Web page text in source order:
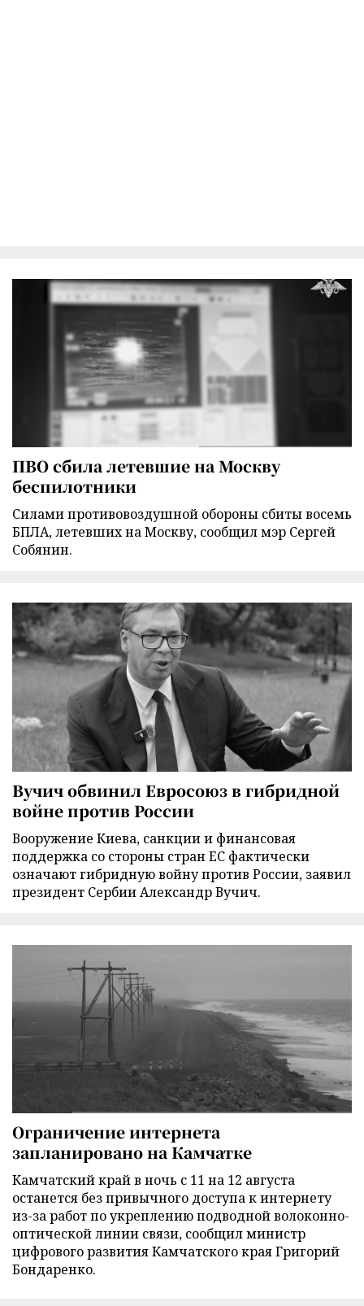
ПВО сбила летевшие на Москву
беспилотники
Силами противовоздушной обороны сбиты восемь
БПЛА, летевших на Москву, сообщил мэр Сергей
Собянин.
Вучич обвинил Евросоюз в гибридной
войне против России
Вооружение Киева, санкции и финансовая
поддержка со стороны стран ЕС фактически
означают гибридную войну против России, заявил
президент Сербии Александр Вучич.
Ограничение интернета
запланировано на Камчатке
Камчатский край в ночь с 11 на 12 августа
останется без привычного доступа к интернету
из-за работ по укреплению подводной волоконно-
оптической линии связи, сообщил министр
цифрового развития Камчатского края Григорий
Бондаренко.